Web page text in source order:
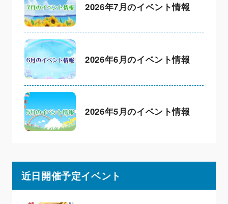
2026年7月のイベント情報
2026年6月のイベント情報
2026年5月のイベント情報
近日開催予定イベント